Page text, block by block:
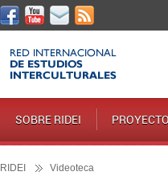
SOBRE RIDEI
RIDEI Videoteca